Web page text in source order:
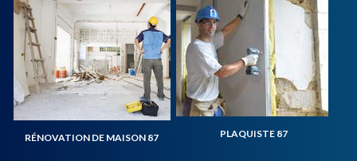
RÉNOVATION DE MAISON 87 PLAQUISTE 87